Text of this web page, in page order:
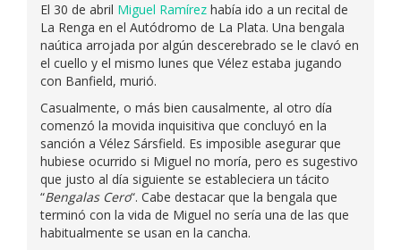
El 30 de abril Miguel Ramírez había ido a un recital de
La Renga en el Autódromo de La Plata. Una bengala
naútica arrojada por algún descerebrado se le clavó en
el cuello y el mismo lunes que Vélez estaba jugando
con Banfield, murió.
Casualmente, o más bien causalmente, al otro día
comenzó la movida inquisitiva que concluyó en la
sanción a Vélez Sársfield. Es imposible asegurar que
hubiese ocurrido si Miguel no moría, pero es sugestivo
que justo al día siguiente se estableciera un tácito
“Bengalas Cero“. Cabe destacar que la bengala que
terminó con la vida de Miguel no sería una de las que
habitualmente se usan en la cancha.